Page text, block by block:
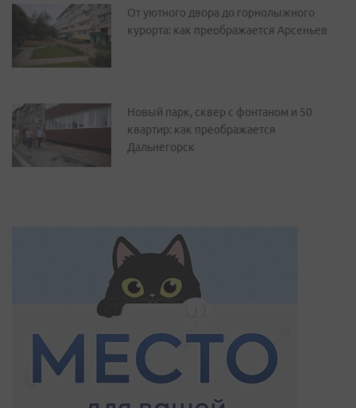
От уютного двора до горнолыжного
курорта: как преображается Арсеньев
Новый парк, сквер с фонтаном и 50
квартир: как преображается
Дальнегорск